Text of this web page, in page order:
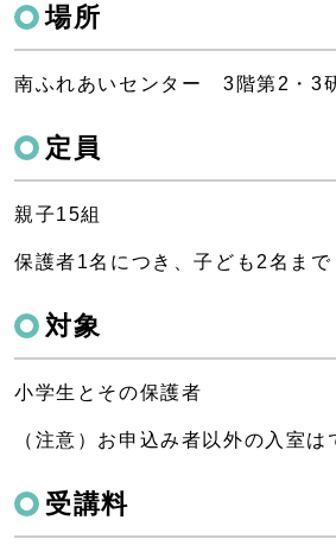
場所
南ふれあいセンター 3階第2・3
定員
親子15組
保護者1名につき、子ども2名まで
対象
小学生とその保護者
（注意）お申込み者以外の入室は
受講料